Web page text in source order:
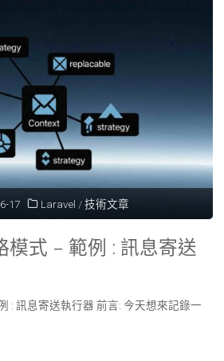
17 Laravel / 技術文章
模式 – 範例 : 訊息寄送
: 訊息寄送執行器 前言: 今天想來記錄一